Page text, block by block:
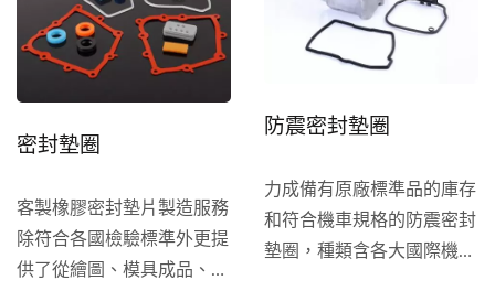
適用性和強度都比競品優
異。
密封墊圈
客製橡膠密封墊片製造服務
除符合各國檢驗標準外更提
供了從繪圖、模具成品、檢
防震密封墊圈
力成備有原廠標準品的庫存
和符合機車規格的防震密封
墊圈，種類含各大國際機車